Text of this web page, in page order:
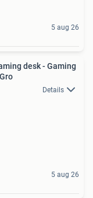
5 aug 26
desk - Gaming
Details
5 aug 26